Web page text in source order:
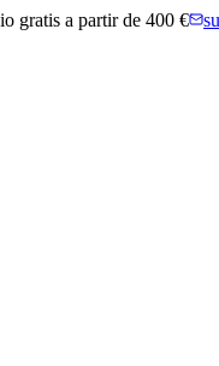
gratis a partir de 400 €